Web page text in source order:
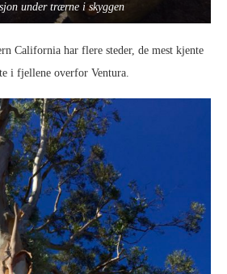
under trærne i skyggen
California har flere steder, de mest kjente
i fjellene overfor Ventura.